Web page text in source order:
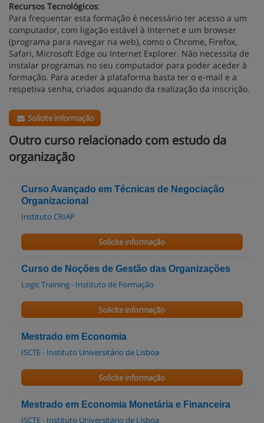
Recursos Tecnológicos:
Para frequentar esta formação é necessário ter acesso a um
computador, com ligação estável à Internet e um browser
(programa para navegar na web), como o Chrome, Firefox,
Safari, Microsoft Edge ou Internet Explorer. Não necessita de
instalar programas no seu computador para poder aceder à
formação. Para aceder à plataforma basta ter o e-mail e a
respetiva senha, criados aquando da realização da inscrição.
Solicite informação
Outro curso relacionado com estudo da
organização
Curso Avançado em Técnicas de Negociação
Organizacional
Instituto CRIAP
Solicite informação
Curso de Noções de Gestão das Organizações
Logic Training - Instituto de Formação
Solicite informação
Mestrado em Economia
ISCTE - Instituto Universitário de Lisboa
Solicite informação
Mestrado em Economia Monetária e Financeira
ISCTE - Instituto Universitário de Lisboa